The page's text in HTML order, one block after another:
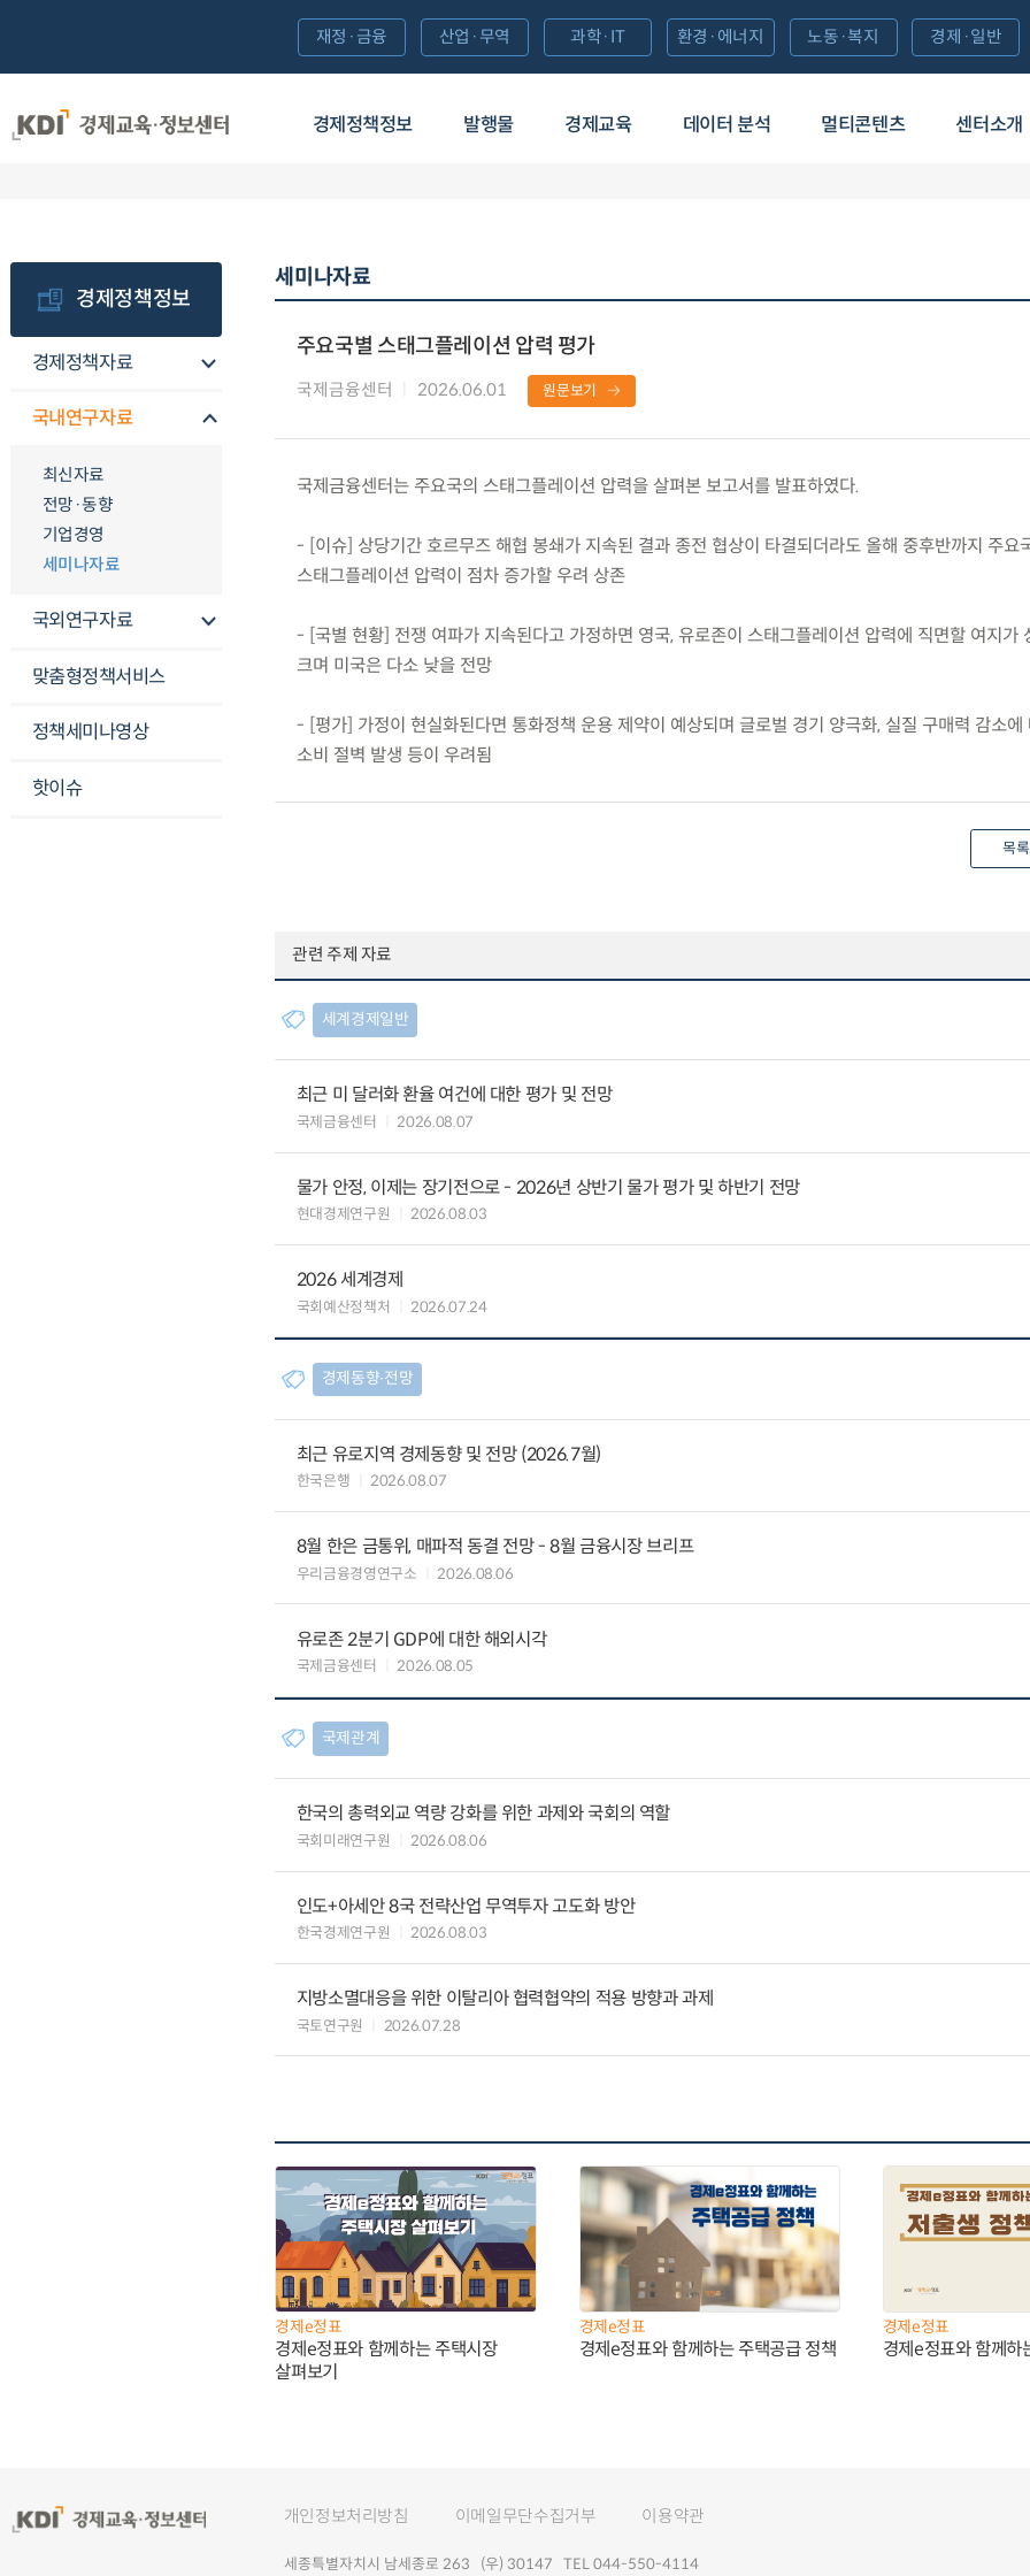
경제정책정보 발행물 경제교육 데이터 분석 멀티콘텐츠 센터소개
재정·금융 산업·무역 과학·IT 환경·에너지 노동·복지 경제·일반
경제정책정보
경제정책자료
국내연구자료
최신자료
전망·동향
기업경영
세미나자료
국외연구자료
맞춤형정책서비스
정책세미나영상
핫이슈
세미나자료
주요국별 스태그플레이션 압력 평가
국제금융센터 2026.06.01 원문보기
국제금융센터는 주요국의 스태그플레이션 압력을 살펴본 보고서를 발표하였다.
- [이슈] 상당기간 호르무즈 해협 봉쇄가 지속된 결과 종전 협상이 타결되더라도 올해 중후반까지 주요
스태그플레이션 압력이 점차 증가할 우려 상존
- [국별 현황] 전쟁 여파가 지속된다고 가정하면 영국, 유로존이 스태그플레이션 압력에 직면할 여지가
크며 미국은 다소 낮을 전망
- [평가] 가정이 현실화된다면 통화정책 운용 제약이 예상되며 글로벌 경기 양극화, 실질 구매력 감소에
소비 절벽 발생 등이 우려됨
목
관련 주제 자료
세계경제일반
최근 미 달러화 환율 여건에 대한 평가 및 전망
국제금융센터 2026.08.07
물가 안정, 이제는 장기전으로 - 2026년 상반기 물가 평가 및 하반기 전망
현대경제연구원 2026.08.03
2026 세계경제
국회예산정책처 2026.07.24
경제동향∙전망
최근 유로지역 경제동향 및 전망 (2026.7월)
한국은행 2026.08.07
8월 한은 금통위, 매파적 동결 전망 - 8월 금융시장 브리프
우리금융경영연구소 2026.08.06
유로존 2분기 GDP에 대한 해외시각
국제금융센터 2026.08.05
국제관계
한국의 총력외교 역량 강화를 위한 과제와 국회의 역할
국회미래연구원 2026.08.06
인도+아세안 8국 전략산업 무역투자 고도화 방안
한국경제연구원 2026.08.03
지방소멸대응을 위한 이탈리아 협력협약의 적용 방향과 과제
국토연구원 2026.07.28
경제e정표
경제e정표와 함께하는 주택시장
살펴보기
경제e정표
경제e정표와 함께하는 주택공급 정책
경제e정표
경제e정표와 함께하
개인정보처리방침 이메일무단수집거부 이용약관
세종특별자치시 남세종로 263 (우) 30147 TEL 044-550-4114